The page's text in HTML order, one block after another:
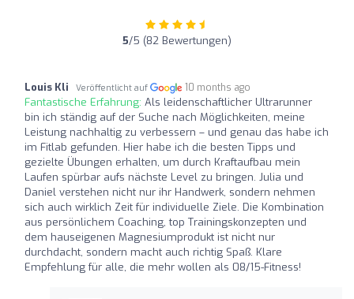
5/5 (82 Bewertungen)
Louis Kli Veröffentlicht auf 10 months ago
Fantastische Erfahrung: Als leidenschaftlicher Ultrarunner
bin ich ständig auf der Suche nach Möglichkeiten, meine
Leistung nachhaltig zu verbessern – und genau das habe ich
im Fitlab gefunden. Hier habe ich die besten Tipps und
gezielte Übungen erhalten, um durch Kraftaufbau mein
Laufen spürbar aufs nächste Level zu bringen. Julia und
Daniel verstehen nicht nur ihr Handwerk, sondern nehmen
sich auch wirklich Zeit für individuelle Ziele. Die Kombination
aus persönlichem Coaching, top Trainingskonzepten und
dem hauseigenen Magnesiumprodukt ist nicht nur
durchdacht, sondern macht auch richtig Spaß. Klare
Empfehlung für alle, die mehr wollen als 08/15-Fitness!